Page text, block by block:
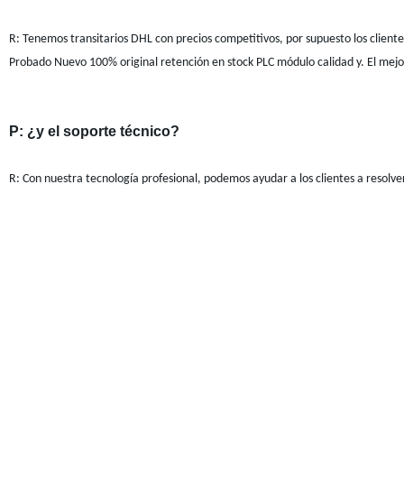
R: Tenemos transitarios DHL con precios competitivos, por supuesto los
Probado Nuevo 100% original retención en stock PLC módulo calidad y. El
P: ¿y el soporte técnico?
R: Con nuestra tecnología profesional, podemos ayudar a los clientes a